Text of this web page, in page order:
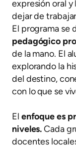
expresión oral y
dejar de
El programa se
pedagógico
de la mano. El
explorando la
del destino,
con lo que se
El enfoque es
niveles.Cada
docentes